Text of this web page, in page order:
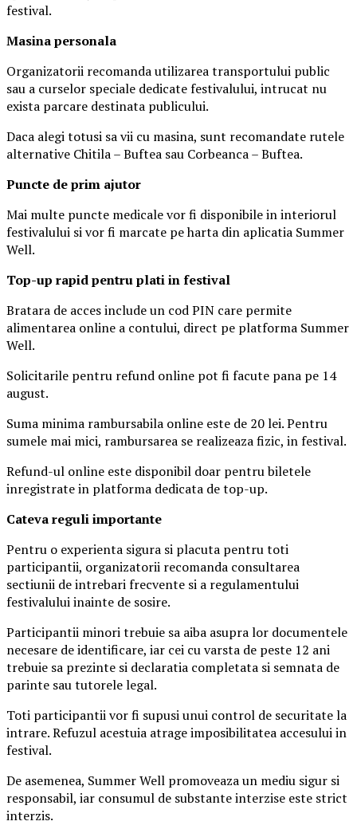
festival.
Masinapersonala
Organizatorii recomanda utilizarea transportului public
sau a curselor speciale dedicate festivalului, intrucat nu
exista parcare destinata publicului.
Daca alegi totusi sa vii cu masina, sunt recomandate rutele
alternative Chitila – Buftea sau Corbeanca – Buftea.
Puncte de prim ajutor
Mai multe puncte medicale vor fi disponibile in interiorul
festivalului si vor fi marcate pe harta din aplicatia Summer
Well.
Top-up rapid pentru plati in festival
Bratara de acces include un cod PIN care permite
alimentarea online a contului, direct pe platforma Summer
Well.
Solicitarile pentru refund online pot fi facute pana pe 14
august.
Suma minima rambursabila online este de 20 lei. Pentru
sumele mai mici, rambursarea se realizeaza fizic, in festival.
Refund-ul online este disponibil doar pentru biletele
inregistrate in platforma dedicata de top-up.
Cateva reguli importante
Pentru o experienta sigura si placuta pentru toti
participantii, organizatorii recomanda consultarea
sectiunii de intrebari frecvente si a regulamentului
festivalului inainte de sosire.
Participantii minori trebuie sa aiba asupra lor documentele
necesare de identificare, iar cei cu varsta de peste 12 ani
trebuie sa prezinte si declaratia completata si semnata de
parinte sau tutorele legal.
Toti participantii vor fi supusi unui control de securitate la
intrare. Refuzul acestuia atrage imposibilitatea accesului in
festival.
De asemenea, Summer Well promoveaza un mediu sigur si
responsabil, iar consumul de substante interzise este strict
interzis.